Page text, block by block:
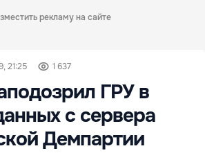
рекламу на сайте
21:25 1 637
ГРУ в
с сервера
Демпартии